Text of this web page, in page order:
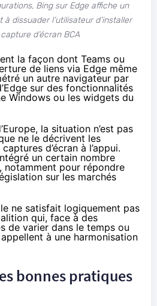
Bing sur Edge affiche un
dissuader l’utilisateur d’installer
d’écran BCA
la façon dont Teams ou
de liens via Edge même
un autre navigateur par
sur des fonctionnalités
Windows ou les widgets du
la situation n’est pas
ne le décrivent les
d’écran à l’appui.
un certain nombre
notamment pour répondre
sur les marchés
ne satisfait logiquement pas
qui, face à des
de varier dans le temps ou
à une harmonisation
bonnes pratiques